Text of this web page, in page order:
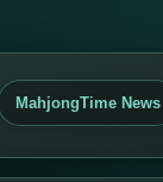
MahjongTime News